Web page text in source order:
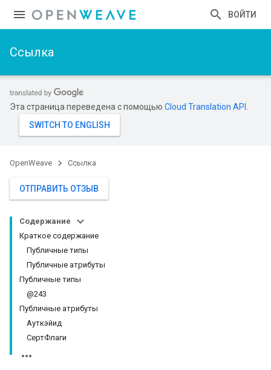
ВОЙТИ
Ссылка
Эта страница переведена с помощью Cloud Translation API
OpenWeave Ссылка
ОТПРАВИТЬ ОТЗЫВ
Содержание
Краткое содержание
Публичные типы
Публичные атрибуты
Публичные типы
@243
Публичные атрибуты
Ауткэйид
СертФлаги